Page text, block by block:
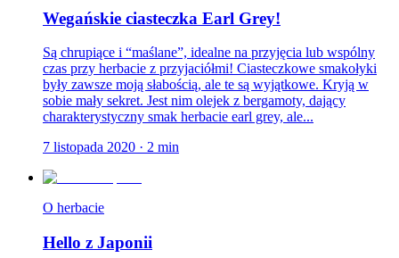
Wegańskie ciasteczka Earl Grey!
Są chrupiące i “maślane”, idealne na przyjęcia lub wspólny
czas przy herbacie z przyjaciółmi! Ciasteczkowe smakołyki
były zawsze moją słabością, ale te są wyjątkowe. Kryją w
sobie mały sekret. Jest nim olejek z bergamoty, dający
charakterystyczny smak herbacie earl grey, ale...
7 listopada 2020 · 2 min
O herbacie
Hello z Japonii